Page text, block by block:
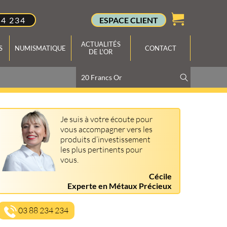
234 ESPACE CLIENT
NUMISMATIQUE
ACTUALITÉS
DE L'OR
CONTACT
Je suis à votre écoute pour
vous accompagner vers les
produits d’investissement
les plus pertinents pour
vous.
Cécile
Experte en Métaux Précieux
03 88 234 234